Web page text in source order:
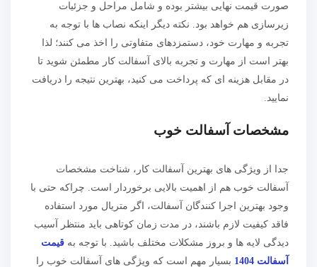
صورت قیمت نهایی بیشتر بوده و شامل مراحل و جزئیات
زیرسازی هم خواهد بود. نکته دیگر اینکه نصاب ها با توجه به
تجربه و مهارت خود، دستمزدهای متفاوتی را اخذ می کنند؛ لذا
بهتر است از مهارت و تجربه بالای آسفالت کار مطمئن شوید تا
در مقابل هزینه ای که پرداخت می کنید، بهترین نتیجه را دریافت
نمایید.
مشخصات آسفالت خوب
جدا از ویژگی های بهترین آسفالت کار، شناخت مشخصات
آسفالت خوب هم از اهمیت بالایی برخوردار است. چراکه حتی با
وجود بهترین اجرا کنندگان آسفالت، اگر متریال مورد استفاده
فاقد کیفیت لازم باشند، در مدت زمان کوتاهی باید منتظر آسیب
دیدگی لایه ها و بروز مشکلات مختلف باشید. با توجه به قیمت
آسفالت 1404
بسیار مهم است که ویژگی های آسفالت خوب را